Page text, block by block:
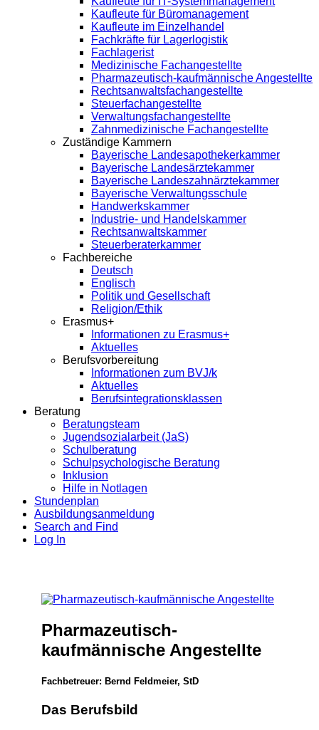
Kaufleute für Büromanagement
Kaufleute im Einzelhandel
Fachkräfte für Lagerlogistik
Fachlagerist
Medizinische Fachangestellte
Pharmazeutisch-kaufmännische Angestellte
Rechtsanwaltsfachangestellte
Steuerfachangestellte
Verwaltungsfachangestellte
Zahnmedizinische Fachangestellte
Zuständige Kammern
Bayerische Landesapothekerkammer
Bayerische Landesärztekammer
Bayerische Landeszahnärztekammer
Bayerische Verwaltungsschule
Handwerkskammer
Industrie- und Handelskammer
Rechtsanwaltskammer
Steuerberaterkammer
Fachbereiche
Deutsch
Englisch
Politik und Gesellschaft
Religion/Ethik
Erasmus+
Informationen zu Erasmus+
Aktuelles
Berufsvorbereitung
Informationen zum BVJ/k
Aktuelles
Berufsintegrationsklassen
Beratung
Beratungsteam
Jugendsozialarbeit (JaS)
Schulberatung
Schulpsychologische Beratung
Inklusion
Hilfe in Notlagen
Stundenplan
Ausbildungsanmeldung
Search and Find
Log In
Pharmazeutisch-
kaufmännische Angestellte
Fachbetreuer: Bernd Feldmeier, StD
Das Berufsbild